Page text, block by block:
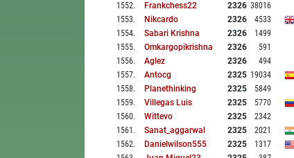
1552. Frankchess22 2326 38016
1553. Nikcardo 2326
4533
1554. Sabari Krishna 2326
1499
1555. Omkargopikrishna 2326
591
1556. Aglez 2326
494
1557. Antocg 2325 19034
1558. Planethinking 2325
5849
1559. Villegas Luis 2325
5770
1560. Wittevo 2325
2342
1561 . Sanat_aggarwal 2325
2021
1562. Danielwilson555 2325
1317